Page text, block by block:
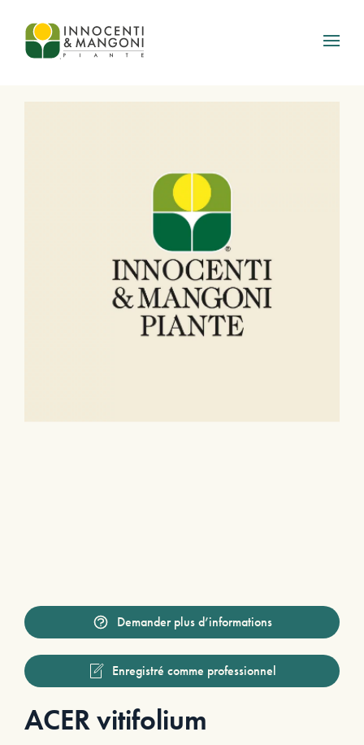
Skip to main content
Demander plus d’informations
Enregistré comme professionnel
ACER vitifolium